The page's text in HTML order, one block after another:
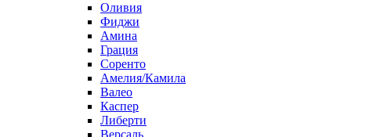
Оливия
Фиджи
Амина
Грация
Соренто
Амелия/Камила
Валео
Каспер
Либерти
Версаль